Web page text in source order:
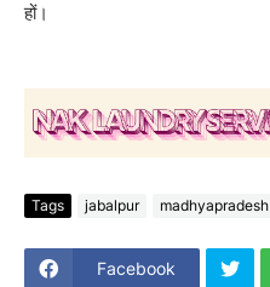
हों।
Tags jabalpur madhyapradesh
Facebook